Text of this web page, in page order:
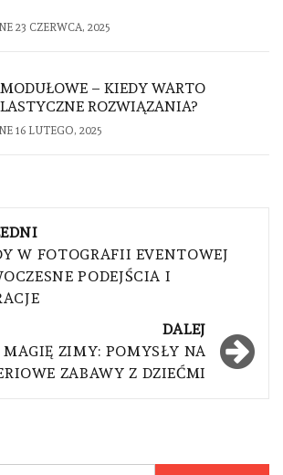
23 CZERWCA, 2025
– KIEDY WARTO
ROZWIĄZANIA?
16 LUTEGO, 2025
W FOTOGRAFII EVENTOWEJ
PODEJŚCIA I
DALEJ
MAGIĘ ZIMY: POMYSŁY NA
ZABAWY Z DZIEĆMI